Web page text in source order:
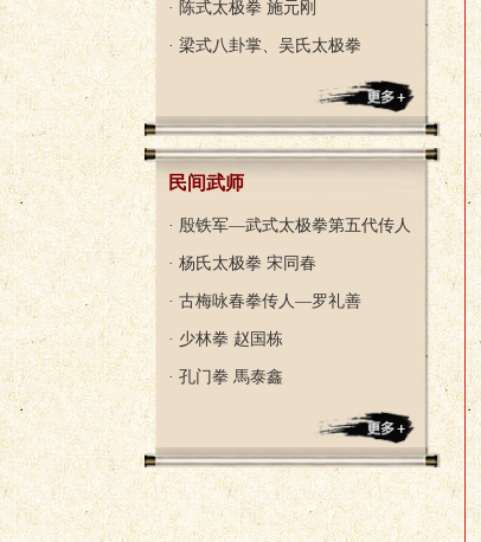
· 陈式太极拳 施元刚
· 梁式八卦掌、吴氏太极拳
民间武师
· 殷铁军—武式太极拳第五代传人
· 杨氏太极拳 宋同春
· 古梅咏春拳传人—罗礼善
· 少林拳 赵国栋
· 孔门拳 馬泰鑫